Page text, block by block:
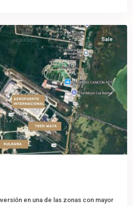
Next
Sale
en una de las zonas con mayor